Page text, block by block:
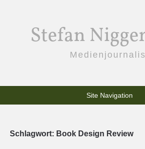
Stefan
Site Navigation
Schlagwort: Book Design Review